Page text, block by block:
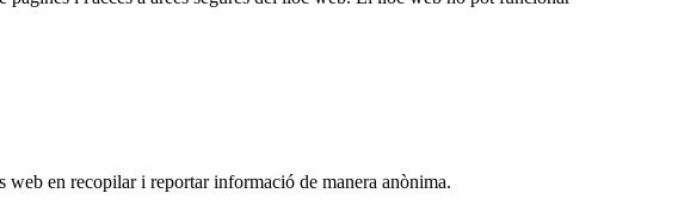
web en recopilar i reportar informació de manera anònima.